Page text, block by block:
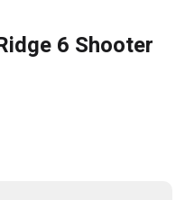
6 Shooter